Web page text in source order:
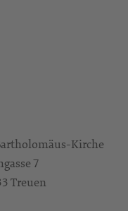
Kirche
7
Treuen